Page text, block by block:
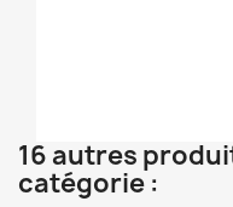
16 autres
catégorie :